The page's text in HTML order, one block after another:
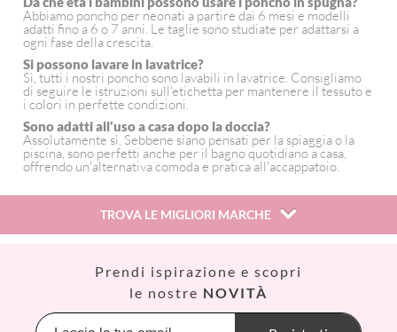
Abbiamo poncho per neonati a partire dai 6 mesi e modelli
adatti fino a 6 o 7 anni. Le taglie sono studiate per adattarsi a
ogni fase della crescita.
Si possono lavare in lavatrice?
Sì, tutti i nostri poncho sono lavabili in lavatrice. Consigliamo
di seguire le istruzioni sull'etichetta per mantenere il tessuto e
i colori in perfette condizioni.
Sono adatti all'uso a casa dopo la doccia?
Assolutamente sì. Sebbene siano pensati per la spiaggia o la
piscina, sono perfetti anche per il bagno quotidiano a casa,
offrendo un'alternativa comoda e pratica all'accappatoio.
TROVA LE MIGLIORI MARCHE
Prendi ispirazione e scopri
le nostre NOVITÀ